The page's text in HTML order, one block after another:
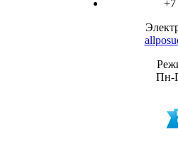
+7
Пн-